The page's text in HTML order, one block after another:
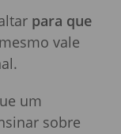
para que
vale
um
sobre